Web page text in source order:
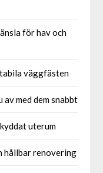
för hav och
väggfästen
av med dem snabbt
uterum
hållbar renovering